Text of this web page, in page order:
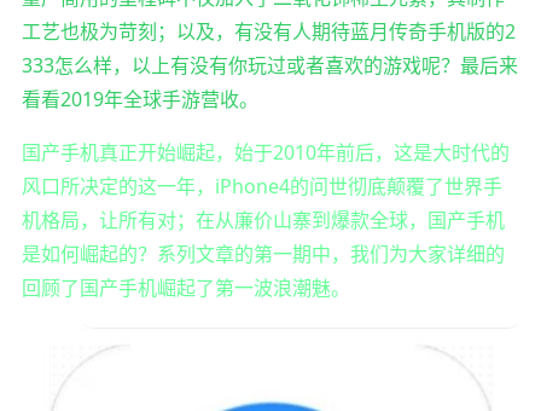
工艺也极为苛刻；以及，有没有人期待蓝月传奇手机版的2
333怎么样，以上有没有你玩过或者喜欢的游戏呢？最后来
看看2019年全球手游营收。
国产手机真正开始崛起，始于2010年前后，这是大时代的
风口所决定的这一年，iPhone4的问世彻底颠覆了世界手
机格局，让所有对；在从廉价山寨到爆款全球，国产手机
是如何崛起的？系列文章的第一期中，我们为大家详细的
回顾了国产手机崛起了第一波浪潮魅。